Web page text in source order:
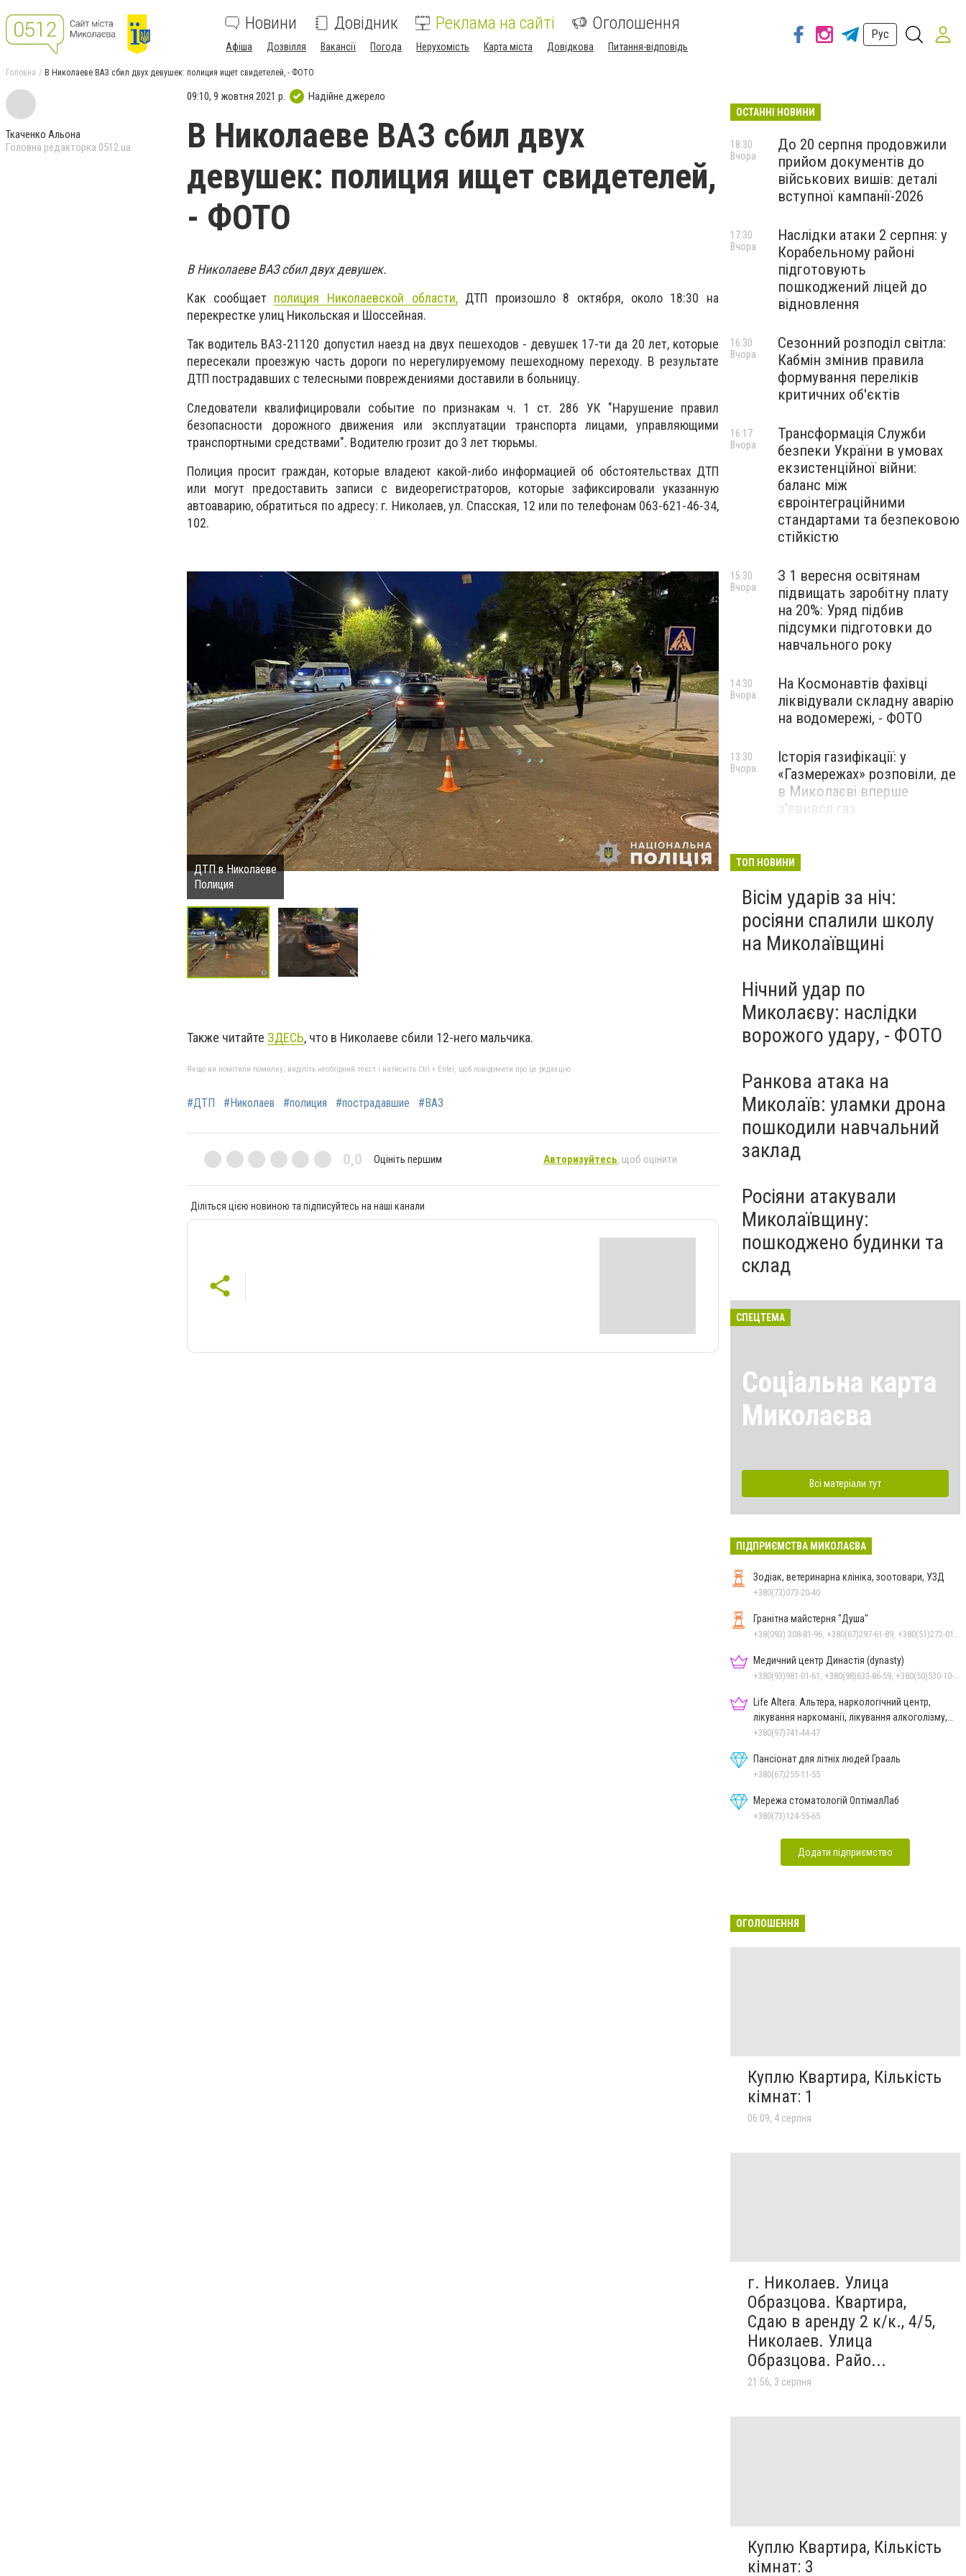
Новини Довідник Реклама на сайті Оголошення
Афіша Дозвілля Вакансії Погода Нерухомість Карта міста Довідкова Питання-відповідь
Рус
Головна В Николаеве ВАЗ сбил двух девушек: полиция ищет свидетелей, - ФОТО
Ткаченко Альона
Головна редакторка 0512.ua
09:10, 9 жовтня 2021 р. Надійне джерело
В Николаеве ВАЗ сбил двух
девушек: полиция ищет свидетелей,
- ФОТО
В Николаеве ВАЗ сбил двух девушек.
Как сообщает полиция Николаевской области,ДТП произошло 8 октября, около 18:30 на
перекрестке улиц Никольская и Шоссейная.
Так водитель ВАЗ-21120 допустил наезд на двух пешеходов - девушек 17-ти да 20 лет, которые
пересекали проезжую часть дороги по нерегулируемому пешеходному переходу. В результате
ДТП пострадавших с телесными повреждениями доставили в больницу.
Следователи квалифицировали событие по признакам ч. 1 ст. 286 УК "Нарушение правил
безопасности дорожного движения или эксплуатации транспорта лицами, управляющими
транспортными средствами". Водителю грозит до 3 лет тюрьмы.
Полиция просит граждан, которые владеют какой-либо информацией об обстоятельствах ДТП
или могут предоставить записи с видеорегистраторов, которые зафиксировали указанную
автоаварию, обратиться по адресу: г. Николаев, ул. Спасская, 12 или по телефонам 063-621-46-34,
102.
ДТП в Николаеве
Полиция
ДТП в Николаеве
Также читайте ЗДЕСЬ, что в Николаеве сбили 12-него мальчика.
Якщо ви помітили помилку, виділіть необхідний текст і натисніть Ctrl + Enter, щоб повідомити про це редакцію
#ДТП #Николаев #полиция #пострадавшие #ВАЗ
0,0 Оцініть першим Авторизуйтесь, щоб оцінити
Діліться цією новиною та підписуйтесь на наші канали
ОСТАННІ НОВИНИ
До 20 серпня продовжили
прийом документів до
військових вишів: деталі
вступної кампанії-2026
18:30
Вчора
Наслідки атаки 2 серпня: у
Корабельному районі
підготовують
пошкоджений ліцей до
відновлення
17:30
Вчора
Сезонний розподіл світла:
Кабмін змінив правила
формування переліків
критичних об'єктів
16:30
Вчора
Трансформація Служби
безпеки України в умовах
екзистенційної війни:
баланс між
євроінтеграційними
стандартами та безпековою
стійкістю
16:17
Вчора
З 1 вересня освітянам
підвищать заробітну плату
на 20%: Уряд підбив
підсумки підготовки до
навчального року
15:30
Вчора
На Космонавтів фахівці
ліквідували складну аварію
на водомережі, - ФОТО
14:30
Вчора
Історія газифікації: у
«Газмережах» розповіли, де
в Миколаєві вперше
з'явився газ
13:30
Вчора
Миколаєві 2026: шукаємо
перезавантаження
ПАРТНЕРСЬКИЙ СПЕЦПРОЄКТ
Вчора
ТОП НОВИНИ
Вісім ударів за ніч:
росіяни спалили школу
на Миколаївщині
Нічний удар по
Миколаєву: наслідки
ворожого удару, - ФОТО
Ранкова атака на
Миколаїв: уламки дрона
пошкодили навчальний
заклад
Росіяни атакували
Миколаївщину:
пошкоджено будинки та
склад
СПЕЦТЕМА
Соціальна карта
Миколаєва
Всі матеріали тут
ПІДПРИЄМСТВА МИКОЛАЄВА
Зодіак, ветеринарна клініка, зоотовари, УЗД
+380(73)073-20-40
Гранітна майстерня "Душа"
Медичний центр Династія (dynasty)
Life Altera. Альтера, наркологічний центр,
лікування наркоманії, лікування алкоголізму,
зняття ломки
+380(97)741-44-47
Пансіонат для літніх людей Грааль
+380(67)255-11-55
Мережа стоматологій ОптімалЛаб
+380(73)124-55-65
Додати підприємство
ОГОЛОШЕННЯ
Куплю Квартира, Кількість
кімнат: 1
06:09, 4 серпня
г. Николаев. Улица
Образцова. Квартира,
Сдаю в аренду 2 к/к., 4/5,
Николаев. Улица
Образцова. Райо...
21:56, 3 серпня
Куплю Квартира, Кількість
кімнат: 3